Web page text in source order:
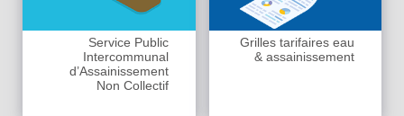
Service Public
Intercommunal
d’Assainissement
Non Collectif
Grilles tarifaires eau
& assainissement